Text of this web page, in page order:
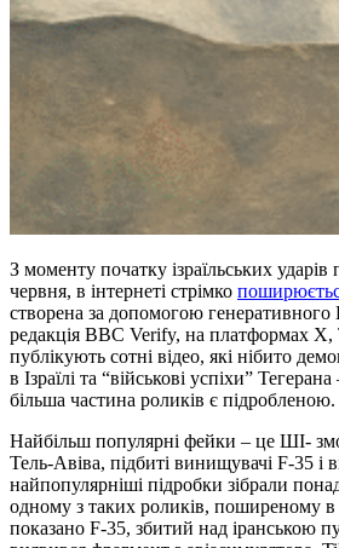
З моменту початку ізраїльських ударів
червня, в інтернеті стрімко
створена за допомогою
редакція BBC Verify, на платформах X,
публікують сотні відео, які нібито
в Ізраїлі та “військові успіхи”
більша частина роликів є підробленою.
Найбільш популярні фейки – це ШІ-
Тель-Авіва, підбиті винищувачі F-35 і
найпопулярніші підробки зібрали
одному з таких роликів, поширеному
показано F-35, збитий над іранською